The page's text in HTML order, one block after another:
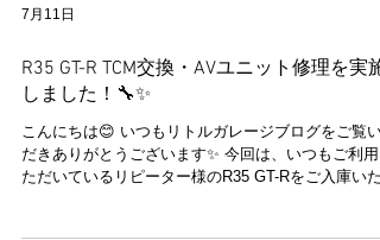
7月11日
R35 GT-R TCM交換・AVユニット修理を実施
しました！🔧✨